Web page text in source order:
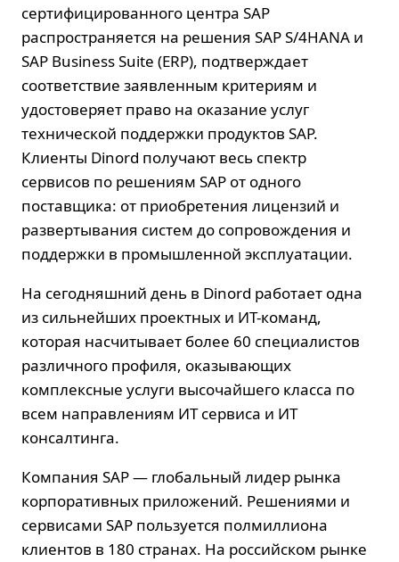
сертифицированного центра SAP
распространяется на решения SAP S/4HANA и
SAP Business Suite (ERP), подтверждает
соответствие заявленным критериям и
удостоверяет право на оказание услуг
технической поддержки продуктов SAP.
Клиенты Dinord получают весь спектр
сервисов по решениям SAP от одного
поставщика: от приобретения лицензий и
развертывания систем до сопровождения и
поддержки в промышленной эксплуатации.
На сегодняшний день в Dinord работает одна
из сильнейших проектных и ИТ-команд,
которая насчитывает более 60 специалистов
различного профиля, оказывающих
комплексные услуги высочайшего класса по
всем направлениям ИТ сервиса и ИТ
консалтинга.
Компания SAP — глобальный лидер рынка
корпоративных приложений. Решениями и
сервисами SAP пользуется полмиллиона
клиентов в 180 странах. На российском рынке